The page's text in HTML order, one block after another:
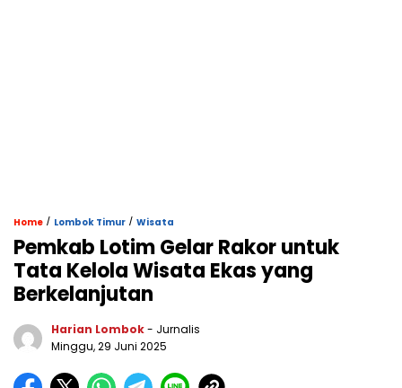
Home / Lombok Timur / Wisata
Pemkab Lotim Gelar Rakor untuk
Tata Kelola Wisata Ekas yang
Berkelanjutan
Harian Lombok- Jurnalis
Minggu, 29 Juni 2025